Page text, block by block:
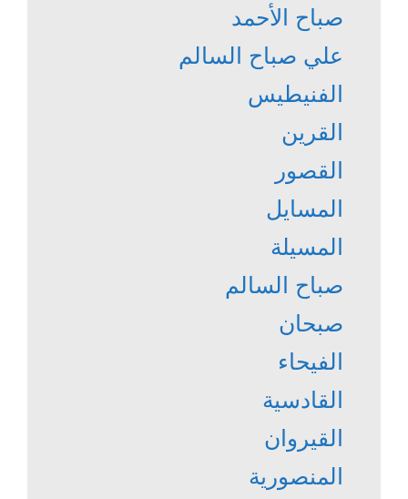
صباح الأحمد
علي صباح السالم
الفنيطيس
القرين
القصور
المسايل
المسيلة
صباح السالم
صبحان
الفيحاء
القادسية
القيروان
المنصورية